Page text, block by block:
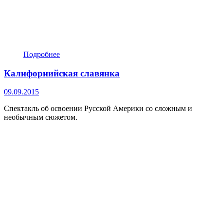
Подробнее
Калифорнийская славянка
09.09.2015
Спектакль об освоении Русской Америки со сложным и
необычным сюжетом.